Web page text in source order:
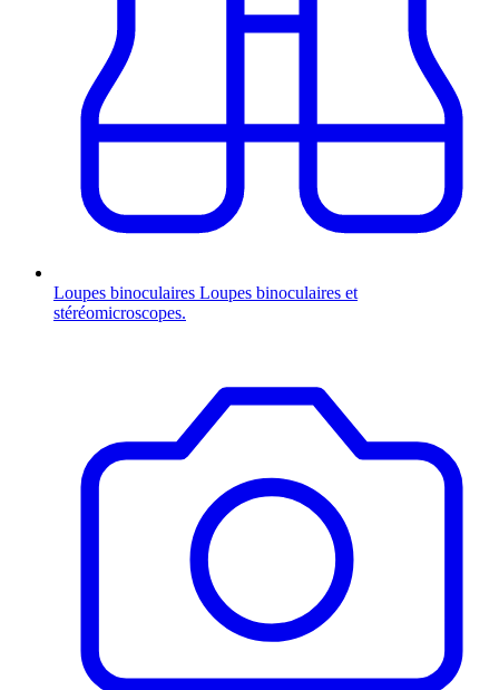
Loupes binoculaires Loupes binoculaires et
stéréomicroscopes.